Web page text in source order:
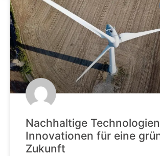
Nachhaltige
Innovationen für eine
Zukunft